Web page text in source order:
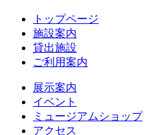
トップページ
施設案内
貸出施設
ご利用案内
展示案内
イベント
ミュージアムショップ
アクセス